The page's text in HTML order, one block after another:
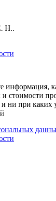
Н..
информация,
и стоимости
ни при каких